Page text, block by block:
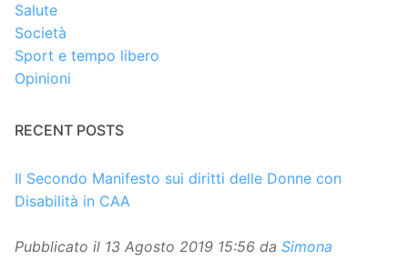
Salute
Società
Sport e tempo libero
Opinioni
RECENT POSTS
Il Secondo Manifesto sui diritti delle Donne con
Disabilità in CAA
Pubblicato il 13 Agosto 2019 15:56 da Simona